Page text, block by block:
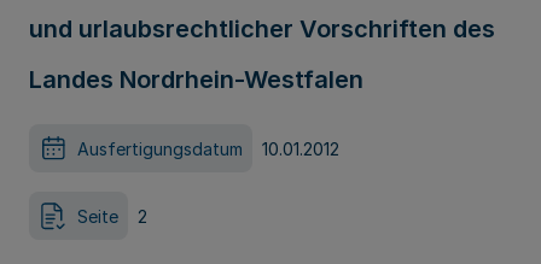
und urlaubsrechtlicher Vorschriften des
Landes Nordrhein-Westfalen
Ausfertigungsdatum 10.01.2012
Seite 2